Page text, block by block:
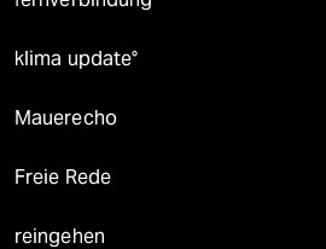
klima update°
Mauerecho
Freie Rede
reingehen